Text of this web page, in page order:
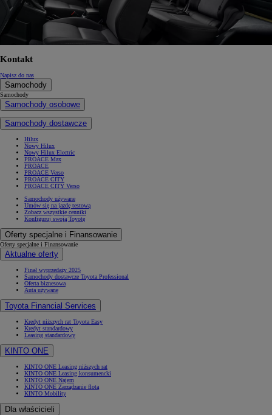
Kontakt
Napisz do nas
Samochody
Samochody
Samochody osobowe
Samochody dostawcze
Hilux
Nowy Hilux
Nowy Hilux Electric
PROACE Max
PROACE
PROACE Verso
PROACE CITY
PROACE CITY Verso
Samochody używane
Umów się na jazdę testową
Zobacz wszystkie cenniki
Konfiguruj swoją Toyotę
Oferty specjalne i Finansowanie
Oferty specjalne i Finansowanie
Aktualne oferty
Finał wyprzedaży 2025
Samochody dostawcze Toyota Professional
Oferta biznesowa
Auta używane
Toyota Financial Services
Kredyt niższych rat Toyota Easy
Kredyt standardowy
Leasing standardowy
KINTO ONE
KINTO ONE Leasing niższych rat
KINTO ONE Leasing konsumencki
KINTO ONE Najem
KINTO ONE Zarządzanie flotą
KINTO Mobility
Dla właścicieli